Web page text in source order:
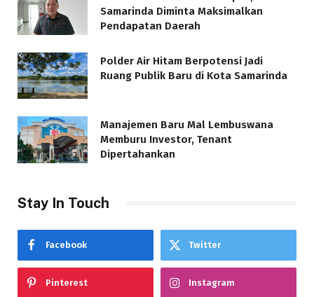
Samarinda Diminta Maksimalkan
Pendapatan Daerah
Polder Air Hitam Berpotensi Jadi
Ruang Publik Baru di Kota Samarinda
Manajemen Baru Mal Lembuswana
Memburu Investor, Tenant
Dipertahankan
Stay In Touch
Facebook Twitter
Pinterest Instagram